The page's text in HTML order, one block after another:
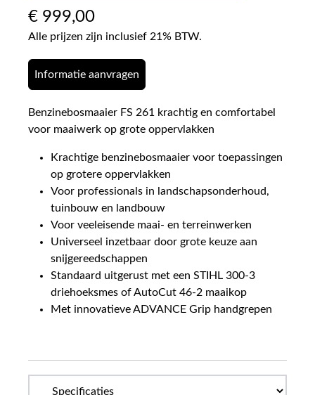
€ 999,00
Alle prijzen zijn inclusief 21% BTW.
Informatie aanvragen
Benzinebosmaaier FS 261 krachtig en comfortabel
voor maaiwerk op grote oppervlakken
Krachtige benzinebosmaaier voor toepassingen
op grotere oppervlakken
Voor professionals in landschapsonderhoud,
tuinbouw en landbouw
Voor veeleisende maai- en terreinwerken
Universeel inzetbaar door grote keuze aan
snijgereedschappen
Standaard uitgerust met een STIHL 300-3
driehoeksmes of AutoCut 46-2 maaikop
Met innovatieve ADVANCE Grip handgrepen